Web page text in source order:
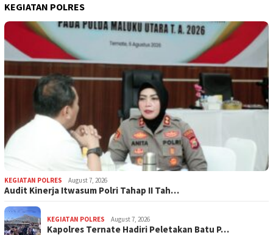
KEGIATAN POLRES
KEGIATAN POLRES August 7, 2026
Audit Kinerja Itwasum Polri Tahap II Tah…
KEGIATAN POLRES August 7, 2026
Kapolres Ternate Hadiri Peletakan Batu P…